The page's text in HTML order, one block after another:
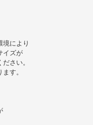
境により
イズが
さい。
す。